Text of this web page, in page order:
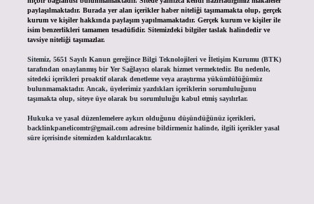
paylaşılmaktadır. Burada yer alan içerikler haber niteliği taşımamakta olup, gerçek
kurum ve kişiler hakkında paylaşım yapılmamaktadır. Gerçek kurum ve kişiler ile
isim benzerlikleri tamamen tesadüfidir. Sitemizdeki bilgiler taslak halindedir ve
tavsiye niteliği taşımazlar.
Sitemiz, 5651 Sayılı Kanun gereğince Bilgi Teknolojileri ve İletişim Kurumu (BTK)
tarafından onaylanmış bir Yer Sağlayıcı olarak hizmet vermektedir. Bu nedenle,
sitedeki içerikleri proaktif olarak denetleme veya araştırma yükümlülüğümüz
bulunmamaktadır. Ancak, üyelerimiz yazdıkları içeriklerin sorumluluğunu
taşımakta olup, siteye üye olarak bu sorumluluğu kabul etmiş sayılırlar.
Hukuka ve yasal düzenlemelere aykırı olduğunu düşündüğünüz içerikleri,
backlinkpanelicomtr@gmail.comadresine bildirmeniz halinde, ilgili içerikler yasal
süre içerisinde sitemizden kaldırılacaktır.